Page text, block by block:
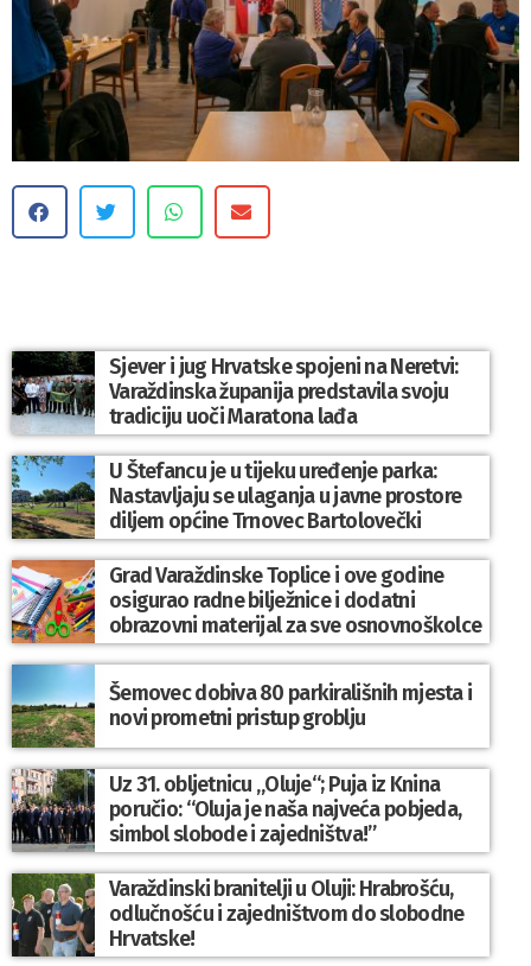
Sjever i jug Hrvatske spojeni na Neretvi:
Varaždinska županija predstavila svoju
tradiciju uoči Maratona lađa
U Štefancu je u tijeku uređenje parka:
Nastavljaju se ulaganja u javne prostore
diljem općine Trnovec Bartolovečki
Grad Varaždinske Toplice i ove godine
osigurao radne bilježnice i dodatni
obrazovni materijal za sve osnovnoškolce
Šemovec dobiva 80 parkirališnih mjesta i
novi prometni pristup groblju
Uz 31. obljetnicu „Oluje“; Puja iz Knina
poručio: “Oluja je naša najveća pobjeda,
simbol slobode i zajedništva!”
Varaždinski branitelji u Oluji: Hrabrošću,
odlučnošću i zajedništvom do slobodne
Hrvatske!